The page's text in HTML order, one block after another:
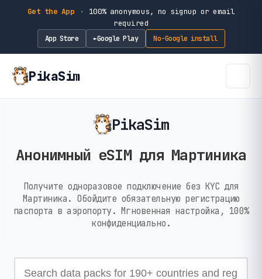
Get the App ·
100% anonymous, no signup or email
required
App Store ►Google Play No-Google install
PikaSim
PikaSim
Анонимный eSIM для Мартиника
Получите одноразовое подключение без KYC для
Мартиника. Обойдите обязательную регистрацию
паспорта в аэропорту. Мгновенная настройка, 100%
конфиденциально.